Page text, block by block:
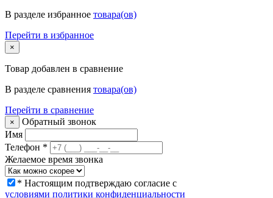
В разделе избранное товара(ов)
Перейти в избранное
×
Товар добавлен в сравнение
В разделе сравнения товара(ов)
Перейти в сравнение
×
Обратный звонок
Имя
Телефон *
Желаемое время звонка
* Настоящим подтверждаю согласие с
условиями политики конфиденциальности